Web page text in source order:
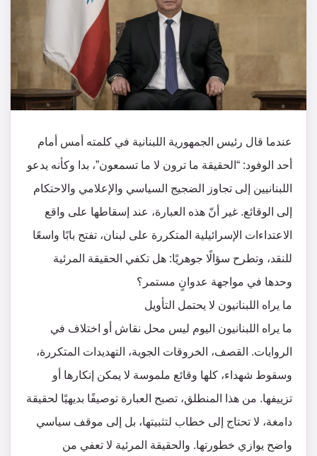
عندما قال رئيس الجمهورية اللبنانية في كلمته أمس أمام
أحد الوفود: “الحقيقة ما ترون لا ما تسمعون”، بدا وكأنه يدعو
اللبنانيين إلى تجاوز الضجيج السياسي والإعلامي والاحتكام
إلى الوقائع. غير أنّ هذه العبارة، عند إسقاطها على واقع
الاعتداءات الإسرائيلية المتكررة على لبنان، تفتح بابًا واسعًا
للنقد، وتطرح سؤالًا جوهريًا: هل تكفي الحقيقة المرئية
وحدها في مواجهة عدوانٍ مستمر؟
ما يراه اللبنانيون لا يحتمل التأويل
ما يراه اللبنانيون اليوم ليس محل نقاش أو اختلاف في
الروايات. القصف، الخروقات الجوية، التهديدات المتكررة،
وسقوط شهداء، كلها وقائع ملموسة لا يمكن إنكارها أو
تزييفها. من هذا المنطلق، تصبح العبارة توصيفًا بديهيًا لحقيقة
دامغة، لا تحتاج إلى خطاب لتثبيتها، بل إلى موقف سياسي
واضح يوازي خطورتها. والحقيقة المرئية لا تعفي من